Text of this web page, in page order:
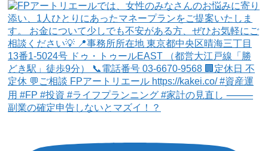
副業の確定申告しないとマズイ！？